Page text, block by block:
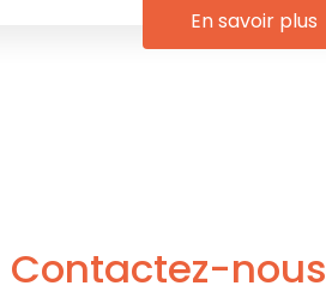
En savoir plus
Contactez-nous